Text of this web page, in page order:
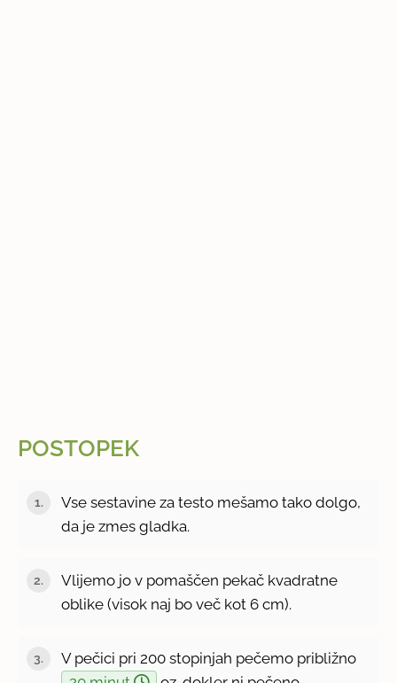
POSTOPEK
Vse sestavine za testo mešamo tako dolgo,
da je zmes gladka.
Vlijemo jo v pomaščen pekač kvadratne
oblike (visok naj bo več kot 6 cm).
V pečici pri 200 stopinjah pečemo približno